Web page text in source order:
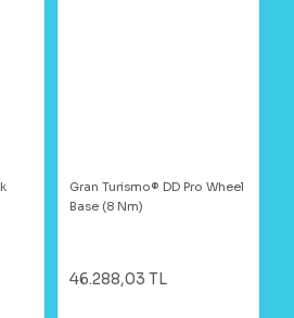
Gran Turismo® DD Pro Wheel
Base (8 Nm)
46.288,03 TL